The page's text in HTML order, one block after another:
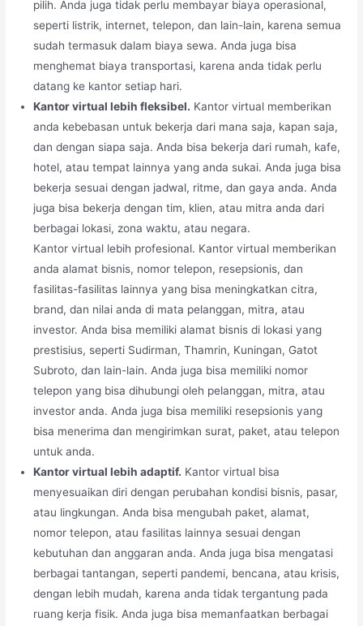
pilih. Anda juga tidak perlu membayar biaya operasional,
seperti listrik, internet, telepon, dan lain-lain, karena semua
sudah termasuk dalam biaya sewa. Anda juga bisa
menghemat biaya transportasi, karena anda tidak perlu
datang ke kantor setiap hari.
Kantor virtual lebih fleksibel. Kantor virtual memberikan
anda kebebasan untuk bekerja dari mana saja, kapan saja,
dan dengan siapa saja. Anda bisa bekerja dari rumah, kafe,
hotel, atau tempat lainnya yang anda sukai. Anda juga bisa
bekerja sesuai dengan jadwal, ritme, dan gaya anda. Anda
juga bisa bekerja dengan tim, klien, atau mitra anda dari
berbagai lokasi, zona waktu, atau negara.
Kantor virtual lebih profesional. Kantor virtual memberikan
anda alamat bisnis, nomor telepon, resepsionis, dan
fasilitas-fasilitas lainnya yang bisa meningkatkan citra,
brand, dan nilai anda di mata pelanggan, mitra, atau
investor. Anda bisa memiliki alamat bisnis di lokasi yang
prestisius, seperti Sudirman, Thamrin, Kuningan, Gatot
Subroto, dan lain-lain. Anda juga bisa memiliki nomor
telepon yang bisa dihubungi oleh pelanggan, mitra, atau
investor anda. Anda juga bisa memiliki resepsionis yang
bisa menerima dan mengirimkan surat, paket, atau telepon
untuk anda.
Kantor virtual lebih adaptif. Kantor virtual bisa
menyesuaikan diri dengan perubahan kondisi bisnis, pasar,
atau lingkungan. Anda bisa mengubah paket, alamat,
nomor telepon, atau fasilitas lainnya sesuai dengan
kebutuhan dan anggaran anda. Anda juga bisa mengatasi
berbagai tantangan, seperti pandemi, bencana, atau krisis,
dengan lebih mudah, karena anda tidak tergantung pada
ruang kerja fisik. Anda juga bisa memanfaatkan berbagai